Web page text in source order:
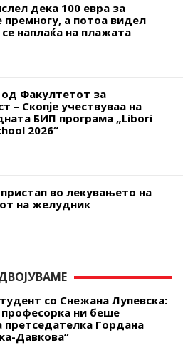
дека 100 евра за
а потоа видел
наплаќа на плажата
Факултетот за
– Скопје учествуваа на
БИП програма „Libori
2026“
во лекувањето на
на желудник
со Снежана Лупевска:
ни беше
претседателка Гордана
Давкова“